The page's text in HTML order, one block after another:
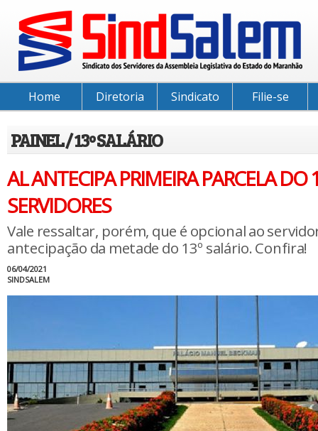
Home Diretoria Sindicato Filie-se
PAINEL / 13º SALÁRIO
AL ANTECIPA PRIMEIRA PARCELA DO
SERVIDORES
Vale ressaltar, porém, que é opcional ao
antecipação da metade do 13º salário. Confira!
06/04/2021
SINDSALEM